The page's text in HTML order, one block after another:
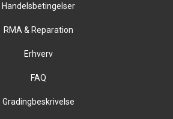
Handelsbetingelser
RMA & Reparation
Erhverv
FAQ
Gradingbeskrivelse